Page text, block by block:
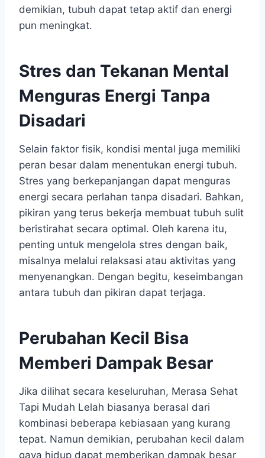
demikian, tubuh dapat tetap aktif dan energi
pun meningkat.
Stres dan Tekanan Mental
Menguras Energi Tanpa
Disadari
Selain faktor fisik, kondisi mental juga memiliki
peran besar dalam menentukan energi tubuh.
Stres yang berkepanjangan dapat menguras
energi secara perlahan tanpa disadari. Bahkan,
pikiran yang terus bekerja membuat tubuh sulit
beristirahat secara optimal. Oleh karena itu,
penting untuk mengelola stres dengan baik,
misalnya melalui relaksasi atau aktivitas yang
menyenangkan. Dengan begitu, keseimbangan
antara tubuh dan pikiran dapat terjaga.
Perubahan Kecil Bisa
Memberi Dampak Besar
Jika dilihat secara keseluruhan, Merasa Sehat
Tapi Mudah Lelah biasanya berasal dari
kombinasi beberapa kebiasaan yang kurang
tepat. Namun demikian, perubahan kecil dalam
gaya hidup dapat memberikan dampak besar